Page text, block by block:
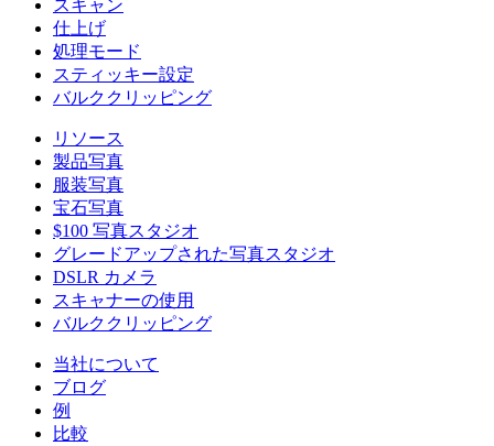
スキャン
仕上げ
処理モード
スティッキー設定
バルククリッピング
リソース
製品写真
服装写真
宝石写真
$100 写真スタジオ
グレードアップされた写真スタジオ
DSLR カメラ
スキャナーの使用
バルククリッピング
当社について
ブログ
例
比較